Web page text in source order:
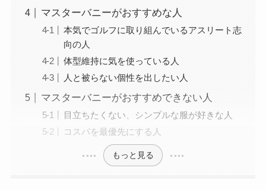
マスターバニーがおすすめな人
本気でゴルフに取り組んでいるアスリート志
向の人
体型維持に気を使っている人
人と被らない個性を出したい人
マスターバニーがおすすめできない人
目立ちたくない、シンプルな服が好きな人
コスパを最優先にする人
もっと見る